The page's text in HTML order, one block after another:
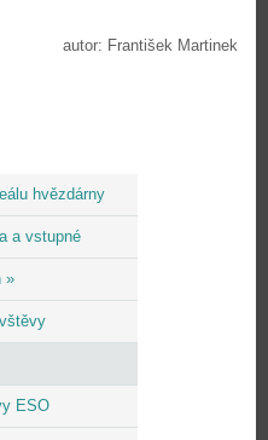
hvězdárny
a vstupné
»
ESO
autor: František Martinek